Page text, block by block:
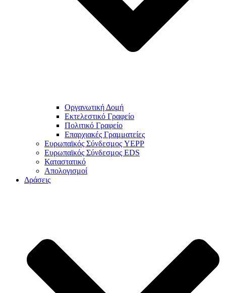
Οργανωτική Δομή
Εκτελεστικό Γραφείο
Πολιτικό Γραφείο
Επαρχιακές Γραμματείες
Ευρωπαϊκός Σύνδεσμος YEPP
Ευρωπαϊκός Σύνδεσμος EDS
Καταστατικό
Απολογισμοί
Δράσεις